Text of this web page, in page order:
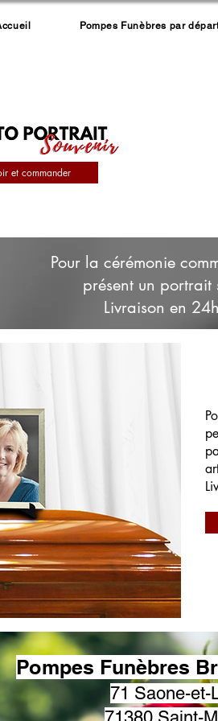
Pompes Funèbres par
et commander
Pour la cérémonie
présent un portrait
Livraison en
Pompes Funèbres
71 Saone-et-